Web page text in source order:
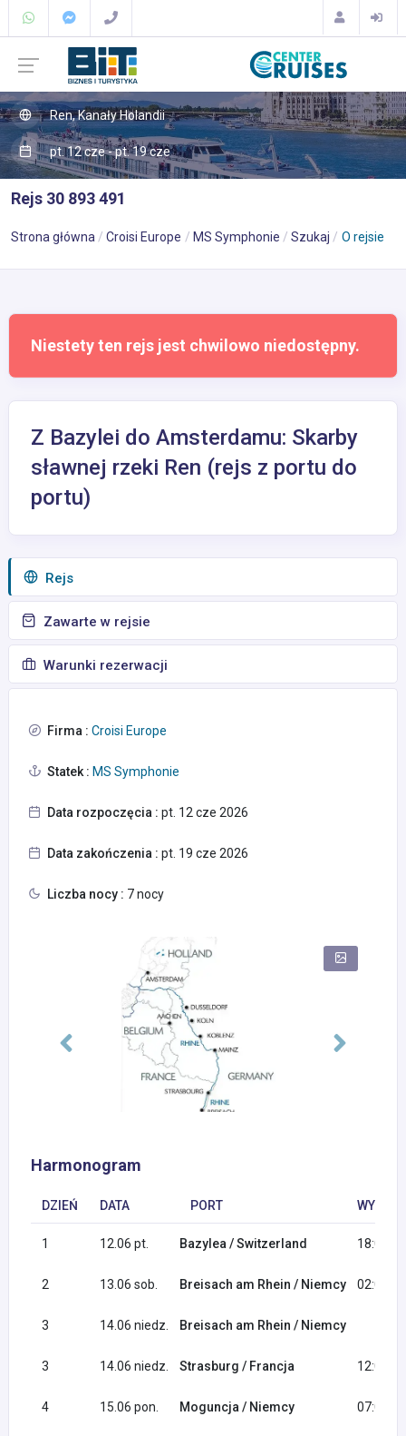
Ren, Kanały Holandii
pt. 12 cze - pt. 19 cze
Rejs 30 893 491
Strona główna Croisi Europe MS Symphonie Szukaj O rejsie
Niestety ten rejs jest chwilowo niedostępny.
Z Bazylei do Amsterdamu: Skarby
sławnej rzeki Ren (rejs z portu do
portu)
Rejs
Zawarte w rejsie
Warunki rezerwacji
Firma : Croisi Europe
Statek : MS Symphonie
Data rozpoczęcia : pt. 12 cze 2026
Data zakończenia : pt. 19 cze 2026
Liczba nocy : 7 nocy
Harmonogram
DZIEŃ DATA PORT
1 12.06 pt. Bazylea / Switzerland 18:00
2 13.06 sob. Breisach am Rhein / Niemcy 02:00
3 14.06 niedz. Breisach am Rhein / Niemcy
3 14.06 niedz. Strasburg / Francja 12:00
4 15.06 pon. Moguncja / Niemcy 07:00